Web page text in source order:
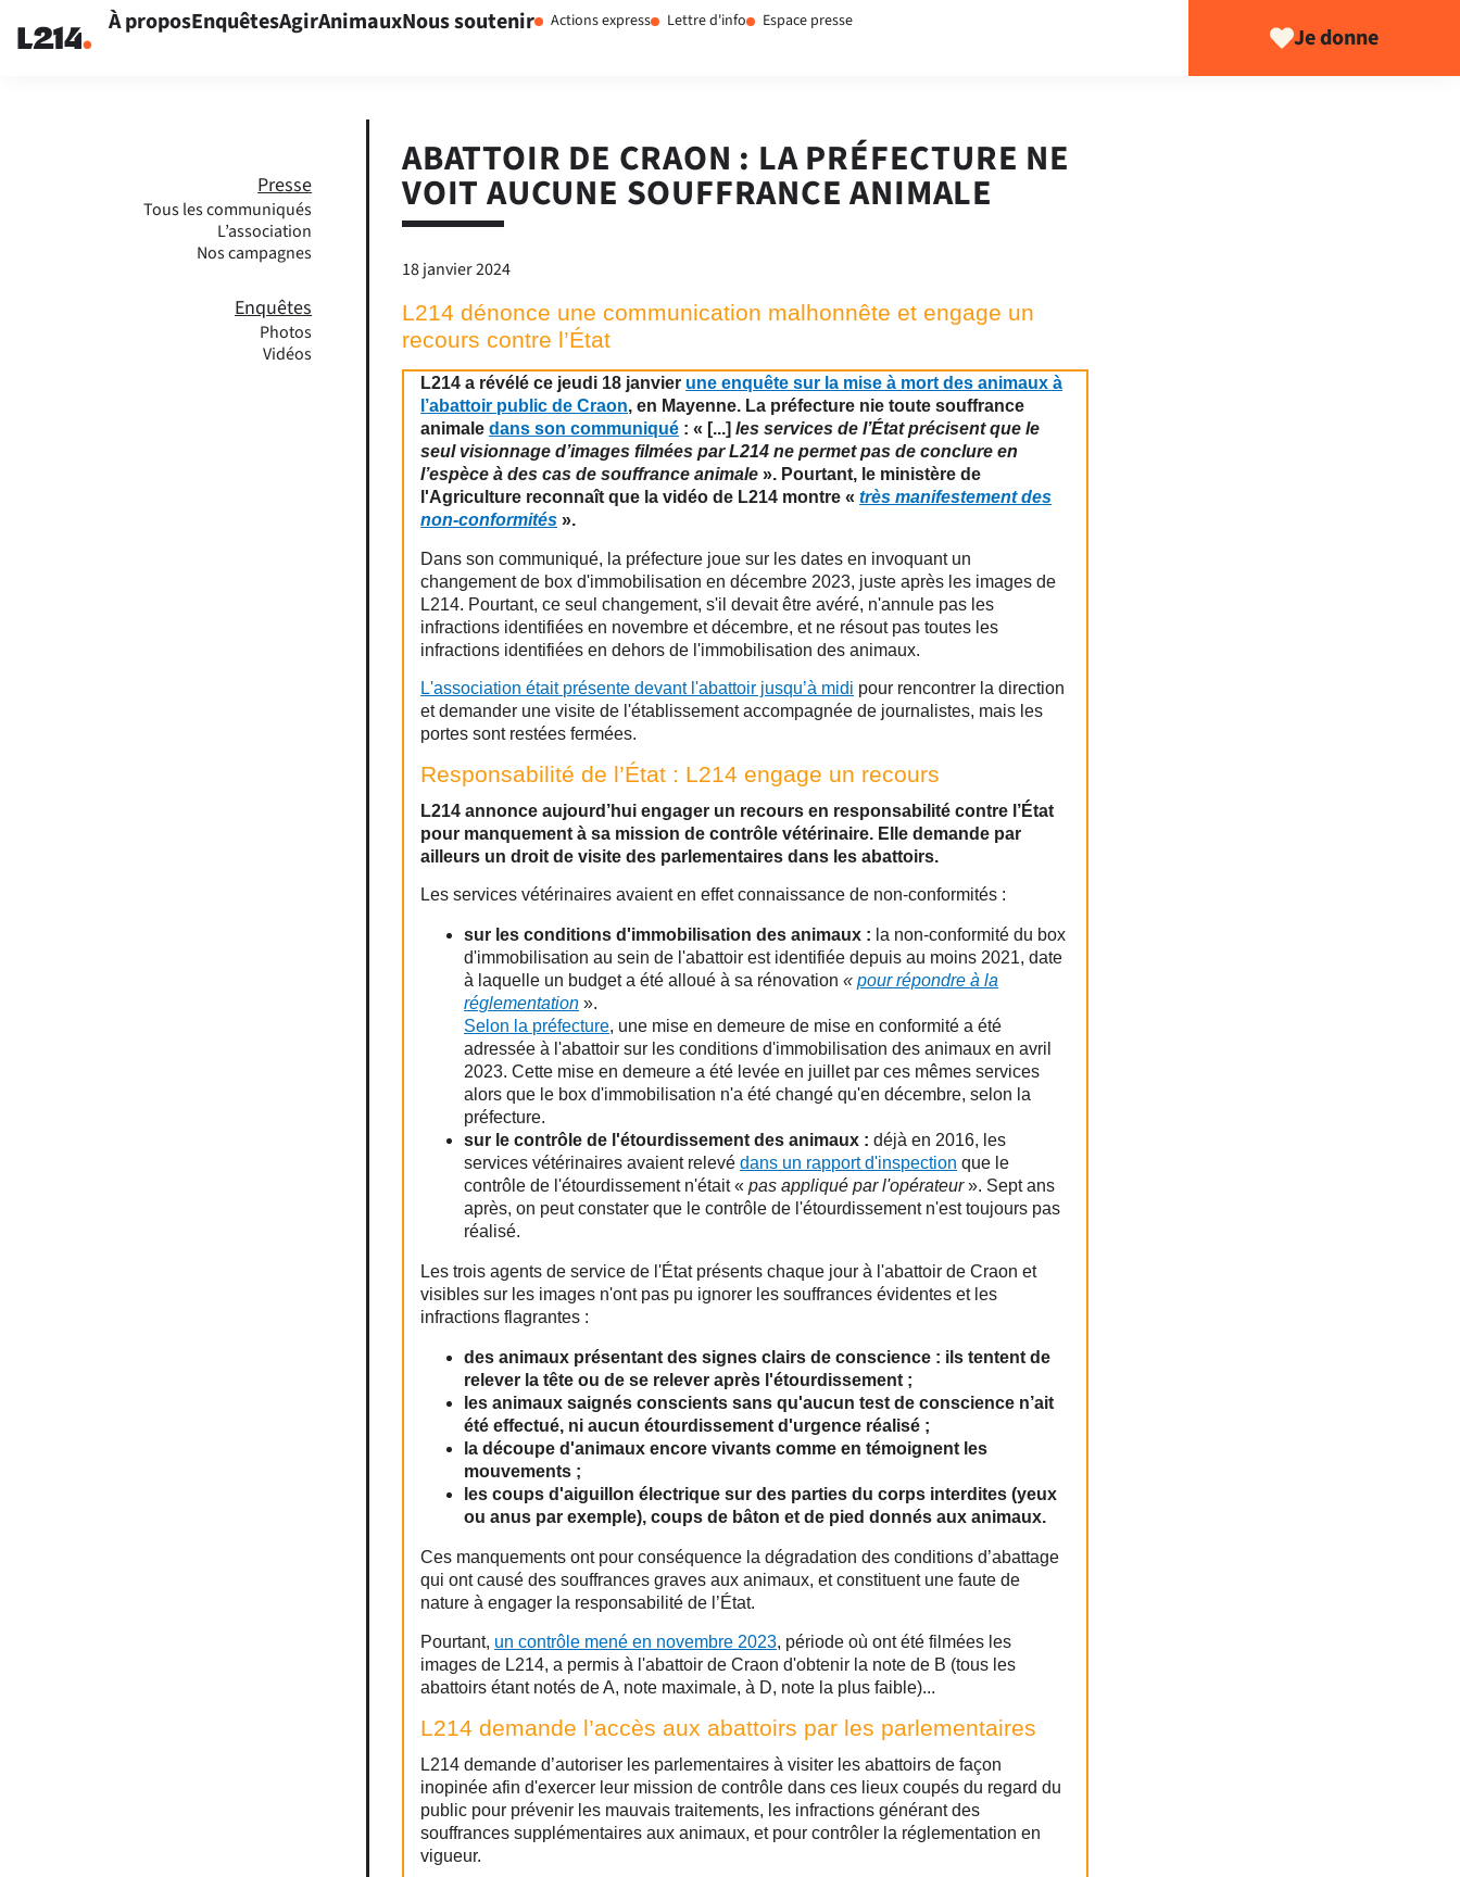
À proposEnquêtesAgirAnimauxNous soutenir Actions express Lettre d'info Espace presse
Je donne
Presse
Tous les communiqués
L’association
Nos campagnes
Enquêtes
Photos
Vidéos
ABATTOIR DE CRAON : LA PRÉFECTURE NE
VOIT AUCUNE SOUFFRANCE ANIMALE
18 janvier 2024
L214 dénonce une communication malhonnête et engage un
recours contre l’État
L214 a révélé ce jeudi 18 janvier une enquête sur la mise à mort des animaux à
l’abattoir public de Craon, en Mayenne. La préfecture nie toute souffrance
animaledans son communiqué : « [...] les services de l’État précisent que le
seul visionnage d’images filmées par L214 ne permet pas de conclure en
l’espèce à des cas de souffrance animale ». Pourtant, le ministère de
l'Agriculture reconnaît que la vidéo de L214 montre «très manifestement des
non-conformités ».
Dans son communiqué, la préfecture joue sur les dates en invoquant un
changement de box d'immobilisation en décembre 2023, juste après les images de
L214. Pourtant, ce seul changement, s'il devait être avéré, n'annule pas les
infractions identifiées en novembre et décembre, et ne résout pas toutes les
infractions identifiées en dehors de l'immobilisation des animaux.
L'association était présente devant l'abattoir jusqu’à midi pour rencontrer la direction
et demander une visite de l'établissement accompagnée de journalistes, mais les
portes sont restées fermées.
Responsabilité de l’État : L214 engage un recours
L214 annonce aujourd’hui engager un recours en responsabilité contre l’État
pour manquement à sa mission de contrôle vétérinaire. Elle demande par
ailleurs un droit de visite des parlementaires dans les abattoirs.
Les services vétérinaires avaient en effet connaissance de non-conformités :
sur les conditions d'immobilisation des animaux : la non-conformité du box
d'immobilisation au sein de l'abattoir est identifiée depuis au moins 2021, date
à laquelle un budget a été alloué à sa rénovation«pour répondre à la
réglementation ».
Selon la préfecture, une mise en demeure de mise en conformité a été
adressée à l'abattoir sur les conditions d'immobilisation des animaux en avril
2023. Cette mise en demeure a été levée en juillet par ces mêmes services
alors que le box d'immobilisation n'a été changé qu'en décembre, selon la
préfecture.
sur le contrôle de l'étourdissement des animaux : déjà en 2016, les
services vétérinaires avaient relevédans un rapport d'inspection que le
contrôle de l'étourdissement n'était «pas appliqué par l'opérateur». Sept ans
après, on peut constater que le contrôle de l'étourdissement n'est toujours pas
réalisé.
Les trois agents de service de l'État présents chaque jour à l'abattoir de Craon et
visibles sur les images n'ont pas pu ignorer les souffrances évidentes et les
infractions flagrantes :
des animaux présentant des signes clairs de conscience : ils tentent de
relever la tête ou de se relever après l'étourdissement ;
les animaux saignés conscients sans qu'aucun test de conscience n’ait
été effectué, ni aucun étourdissement d'urgence réalisé ;
la découpe d'animaux encore vivants comme en témoignent les
mouvements ;
les coups d'aiguillon électrique sur des parties du corps interdites (yeux
ou anus par exemple), coups de bâton et de pied donnés aux animaux.
Ces manquements ont pour conséquence la dégradation des conditions d’abattage
qui ont causé des souffrances graves aux animaux, et constituent une faute de
nature à engager la responsabilité de l’État.
Pourtant, un contrôle mené en novembre 2023, période où ont été filmées les
images de L214, a permis à l'abattoir de Craon d'obtenir la note de B (tous les
abattoirs étant notés de A, note maximale, à D, note la plus faible)...
L214 demande l’accès aux abattoirs par les parlementaires
L214 demande d’autoriser les parlementaires à visiter les abattoirs de façon
inopinée afin d'exercer leur mission de contrôle dans ces lieux coupés du regard du
public pour prévenir les mauvais traitements, les infractions générant des
souffrances supplémentaires aux animaux, et pour contrôler la réglementation en
vigueur.